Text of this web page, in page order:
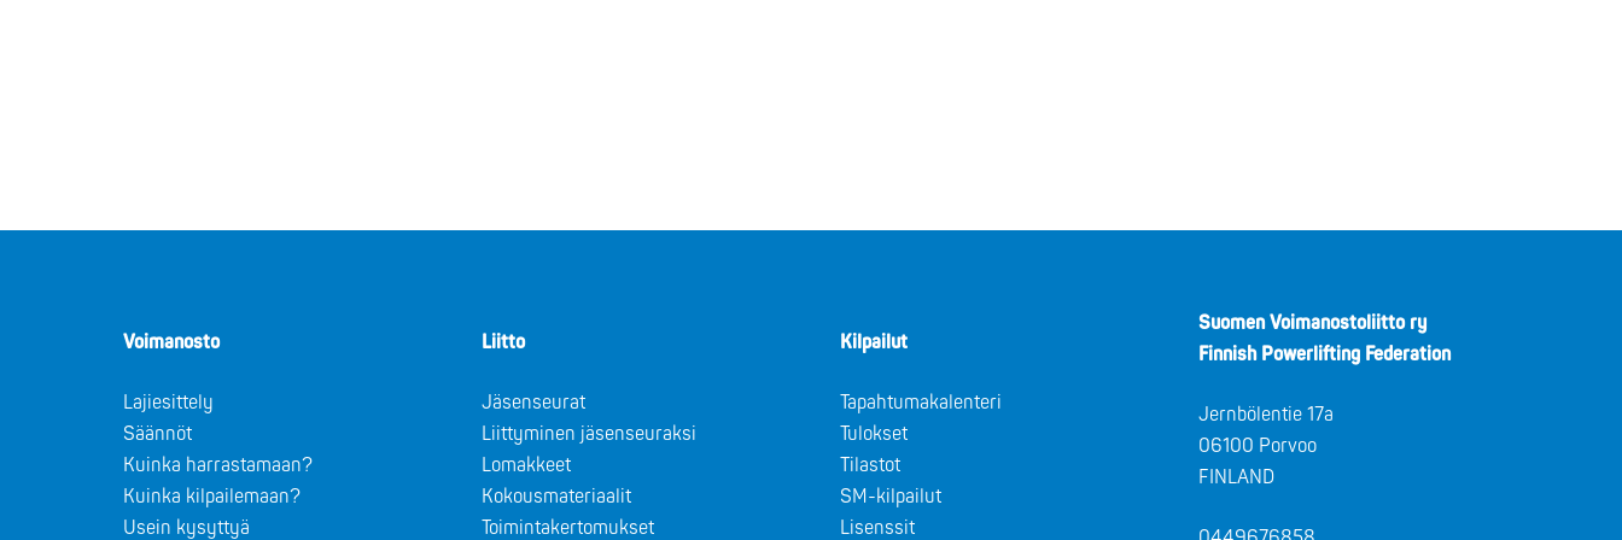
Voimanosto
Lajiesittely
Säännöt
Kuinka harrastamaan?
Kuinka kilpailemaan?
Usein kysyttyä
Liitto
Jäsenseurat
Liittyminen jäsenseuraksi
Lomakkeet
Kokousmateriaalit
Toimintakertomukset
Kilpailut
Tapahtumakalenteri
Tulokset
Tilastot
SM-kilpailut
Lisenssit
Suomen Voimanostoliitto ry
Finnish Powerlifting Federation
Jernbölentie 17a
06100 Porvoo
FINLAND